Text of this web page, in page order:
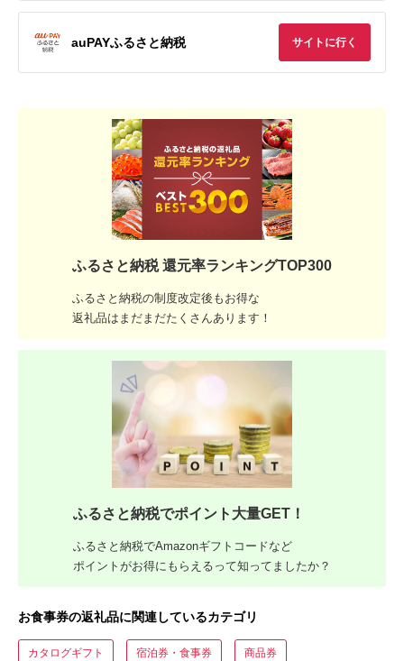
auPAYふるさと納税 サイトに行く
ふるさと納税 還元率ランキングTOP300
ふるさと納税の制度改定後もお得な
返礼品はまだまだたくさんあります！
ふるさと納税でポイント大量GET！
ふるさと納税でAmazonギフトコードなど
ポイントがお得にもらえるって知ってましたか？
お食事券の返礼品に関連しているカテゴリ
カタログギフト 宿泊券・食事券 商品券